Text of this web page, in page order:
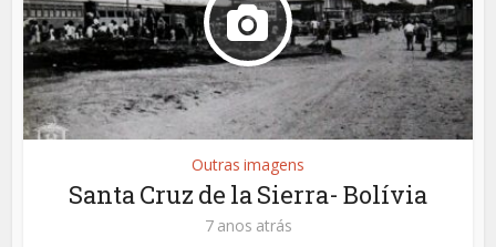
Outras imagens
Santa Cruz de la Sierra- Bolívia
7 anos atrás